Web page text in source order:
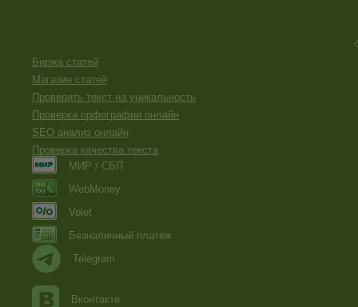
Биржа статей
Магазин статей
Проверить текст на уникальность
Проверка орфографии онлайн
SEO анализ онлайн
Проверка качества текста
МИР / СБП
WebMoney
Volet
Безналичный платеж
Telegram
Вконтакте